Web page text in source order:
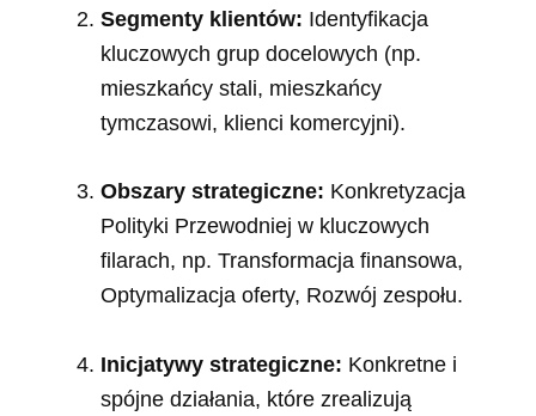
Segmenty klientów: Identyfikacja
kluczowych grup docelowych (np.
mieszkańcy stali, mieszkańcy
tymczasowi, klienci komercyjni).
Obszary strategiczne: Konkretyzacja
Polityki Przewodniej w kluczowych
filarach, np. Transformacja finansowa,
Optymalizacja oferty, Rozwój zespołu.
Inicjatywy strategiczne: Konkretne i
spójne działania, które zrealizują